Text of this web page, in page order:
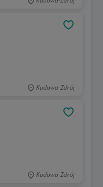
Kudowa-Zdrój
Kudowa-Zdrój